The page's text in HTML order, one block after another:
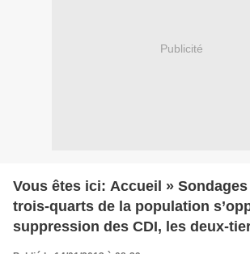
Publicité
Vous êtes ici: Accueil »
trois-quarts de la population
suppression des CDI, les deux-